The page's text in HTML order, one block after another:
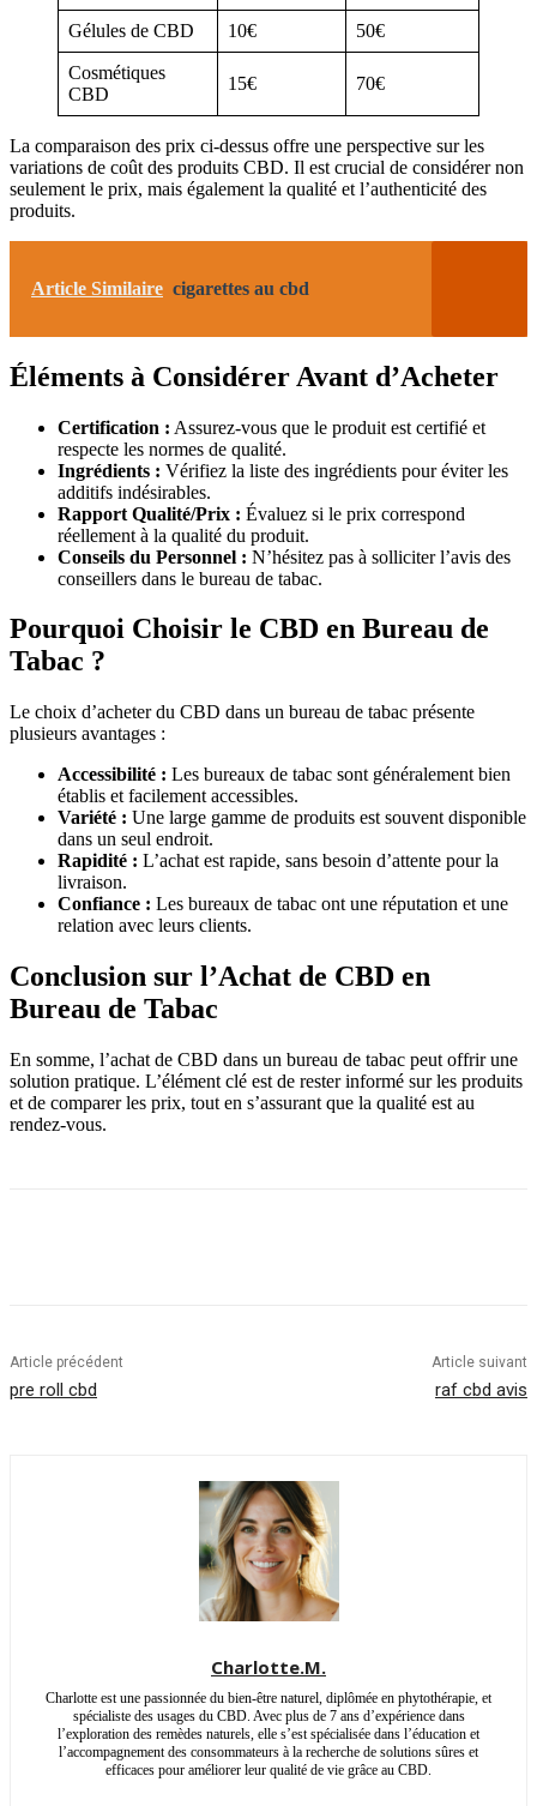
Gélules de CBD 10€ 50€
Cosmétiques
CBD
15€ 70€
La comparaison des prix ci-dessus offre une perspective sur les
variations de coût des produits CBD. Il est crucial de considérer non
seulement le prix, mais également la qualité et l’authenticité des
produits.
Article Similaire cigarettes au cbd
Éléments à Considérer Avant d’Acheter
Certification : Assurez-vous que le produit est certifié et
respecte les normes de qualité.
Ingrédients : Vérifiez la liste des ingrédients pour éviter les
additifs indésirables.
Rapport Qualité/Prix : Évaluez si le prix correspond
réellement à la qualité du produit.
Conseils du Personnel : N’hésitez pas à solliciter l’avis des
conseillers dans le bureau de tabac.
Pourquoi Choisir le CBD en Bureau de
Tabac ?
Le choix d’acheter du CBD dans un bureau de tabac présente
plusieurs avantages :
Accessibilité : Les bureaux de tabac sont généralement bien
établis et facilement accessibles.
Variété : Une large gamme de produits est souvent disponible
dans un seul endroit.
Rapidité : L’achat est rapide, sans besoin d’attente pour la
livraison.
Confiance : Les bureaux de tabac ont une réputation et une
relation avec leurs clients.
Conclusion sur l’Achat de CBD en
Bureau de Tabac
En somme, l’achat de CBD dans un bureau de tabac peut offrir une
solution pratique. L’élément clé est de rester informé sur les produits
et de comparer les prix, tout en s’assurant que la qualité est au
rendez-vous.
Article précédent
pre roll cbd
Article suivant
raf cbd avis
Charlotte.M.
Charlotte est une passionnée du bien-être naturel, diplômée en phytothérapie, et
spécialiste des usages du CBD. Avec plus de 7 ans d’expérience dans
l’exploration des remèdes naturels, elle s’est spécialisée dans l’éducation et
l’accompagnement des consommateurs à la recherche de solutions sûres et
efficaces pour améliorer leur qualité de vie grâce au CBD.